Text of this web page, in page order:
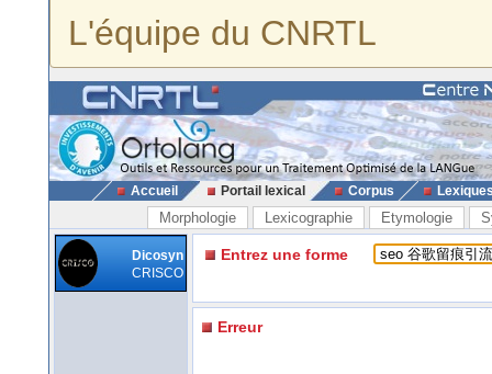
L'équipe du CNRTL
Accueil Portail lexical Corpus
Morphologie Lexicographie Etymologie
Dicosyn
CRISCO
Entrez une forme
Erreur